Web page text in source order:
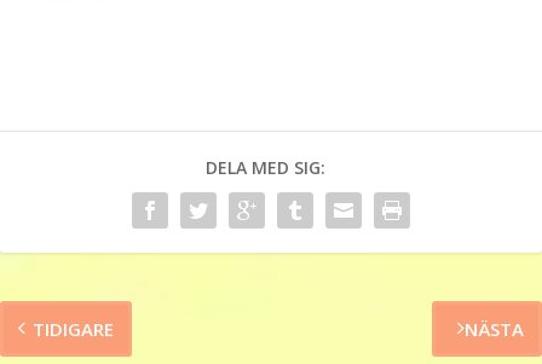
DELA MED SIG:
TIDIGARE NÄSTA